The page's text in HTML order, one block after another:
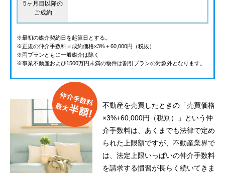
5ヶ月目以降の
ご成約
※最初の媒介契約日を起算日とする。
※正規の仲介手数料＝成約価格×3%＋60,000円（税抜）
※両プランともに一般媒介は除く
※事業不動産および1500万円未満の物件は割引プランの対象外となります。
不動産を売買したときの「売買価格
×3%+60,000円（税別）」という仲
介手数料は、あくまでも法律で定め
られた上限額ですが、不動産業界で
は、法定上限いっぱいの仲介手数料
を請求する慣習が長らく続いてきま